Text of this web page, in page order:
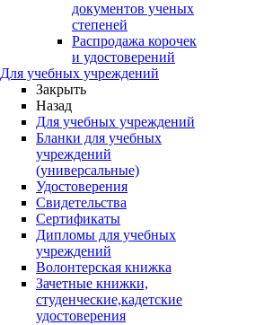
документов ученых
степеней
Распродажа корочек
и удостоверений
Для учебных учреждений
Закрыть
Назад
Для учебных учреждений
Бланки для учебных
учреждений
(универсальные)
Удостоверения
Свидетельства
Сертификаты
Дипломы для учебных
учреждений
Волонтерская книжка
Зачетные книжки,
студенческие,кадетские
удостоверения